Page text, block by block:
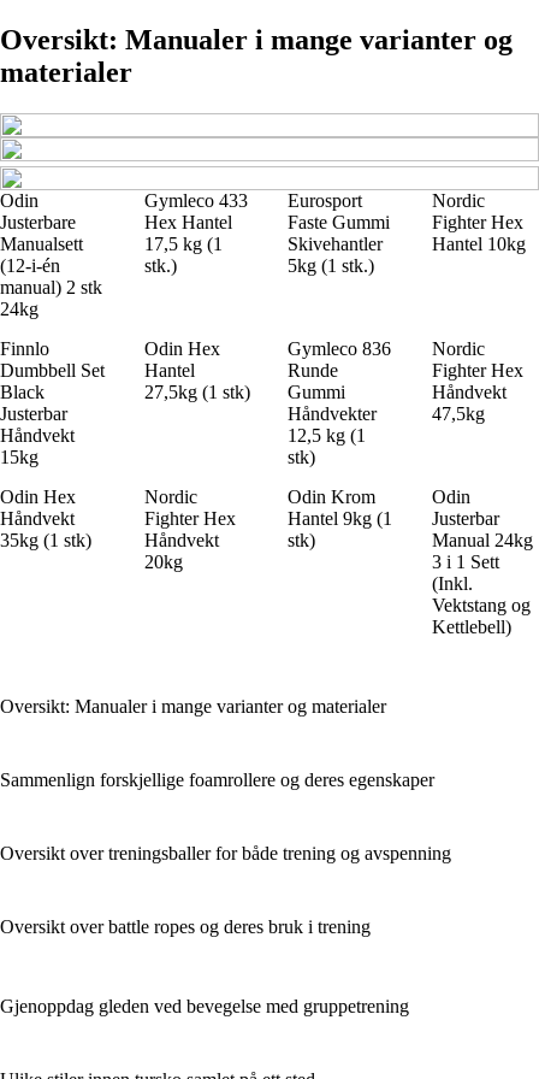
Oversikt: Manualer i mange varianter og
materialer
Odin
Justerbare
Manualsett
(12-i-én
manual) 2 stk
24kg
Gymleco 433
Hex Hantel
17,5 kg (1
stk.)
Eurosport
Faste Gummi
Skivehantler
5kg (1 stk.)
Nordic
Fighter Hex
Hantel 10kg
Finnlo
Dumbbell Set
Black
Justerbar
Håndvekt
15kg
Odin Hex
Hantel
27,5kg (1 stk)
Gymleco 836
Runde
Gummi
Håndvekter
12,5 kg (1
stk)
Nordic
Fighter Hex
Håndvekt
47,5kg
Odin Hex
Håndvekt
35kg (1 stk)
Nordic
Fighter Hex
Håndvekt
20kg
Odin Krom
Hantel 9kg (1
stk)
Odin
Justerbar
Manual 24kg
3 i 1 Sett
(Inkl.
Vektstang og
Kettlebell)
Oversikt: Manualer i mange varianter og materialer
Sammenlign forskjellige foamrollere og deres egenskaper
Oversikt over treningsballer for både trening og avspenning
Oversikt over battle ropes og deres bruk i trening
Gjenoppdag gleden ved bevegelse med gruppetrening